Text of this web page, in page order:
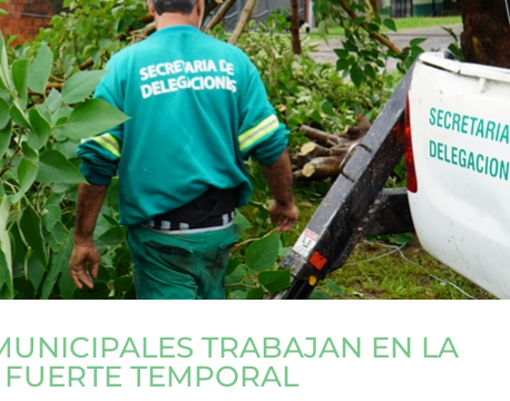
TRABAJAN EN LA
TEMPORAL